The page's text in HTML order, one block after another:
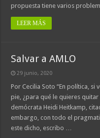
propuesta tiene varios
LEER MÁS
Salvar a AMLO
29 junio, 2020
Por Cecilia Soto “En política, si
pie, ¿para qué le quieres
demócrata Heidi Heitkamp,
embargo, con todo el
este dicho, escribo …